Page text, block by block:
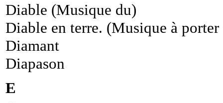
Diable (Musique du)
Diable en terre. (Musique à
Diamant
Diapason
E